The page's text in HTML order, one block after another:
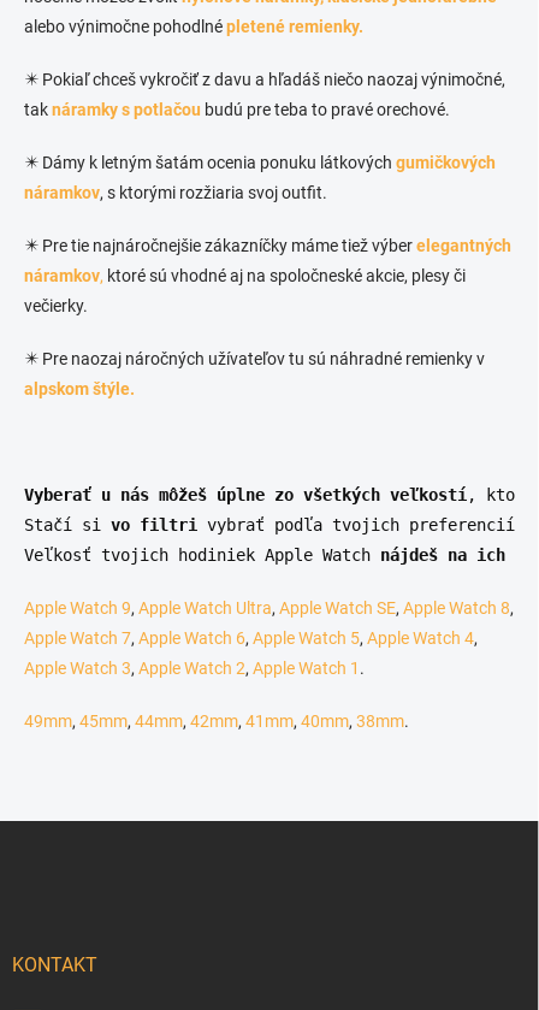
alebo výnimočne pohodlnépletené remienky.
✴️ Pokiaľ chceš vykročiť z davu a hľadáš niečo naozaj výnimočné,
taknáramky s potlačou budú pre teba to pravé orechové.
✴️ Dámy k letným šatám ocenia ponuku látkových gumičkových
náramkov, s ktorými rozžiaria svoj outfit.
✴️ Pre tie najnáročnejšie zákazníčky máme tiež výberelegantných
náramkov, ktoré sú vhodné aj na spoločneské akcie, plesy či
večierky.
✴️ Pre naozaj náročných užívateľov tu sú náhradné remienky v
alpskom štýle.
Vyberať u nás môžeš úplne zo všetkých veľkostí , ktoré
Stačí si
vo filtri
vybrať podľa tvojich preferencií a
Veľkosť tvojich hodiniek Apple Watch nájdeš na ich
Apple Watch 9, Apple Watch Ultra, Apple Watch SE, Apple Watch 8,
Apple Watch 7, Apple Watch 6, Apple Watch 5, Apple Watch 4,
Apple Watch 3, Apple Watch 2, Apple Watch 1 .
49mm, 45mm, 44mm, 42mm, 41mm, 40mm, 38mm.
KONTAKT